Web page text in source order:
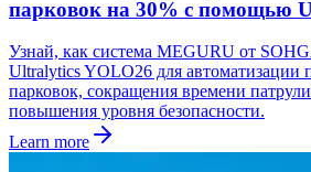
парковок на 30% с помощью
Узнай, как система MEGURU от
Ultralytics YOLO26 для автоматизации
парковок, сокращения времени
повышения уровня безопасности.
Learn more